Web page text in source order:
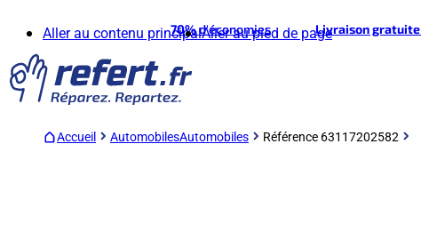
Aller au contenu principalAller au pied de page
70%d'économies Livraison gratuite
Accueil AutomobilesAutomobiles Référence 63117202582